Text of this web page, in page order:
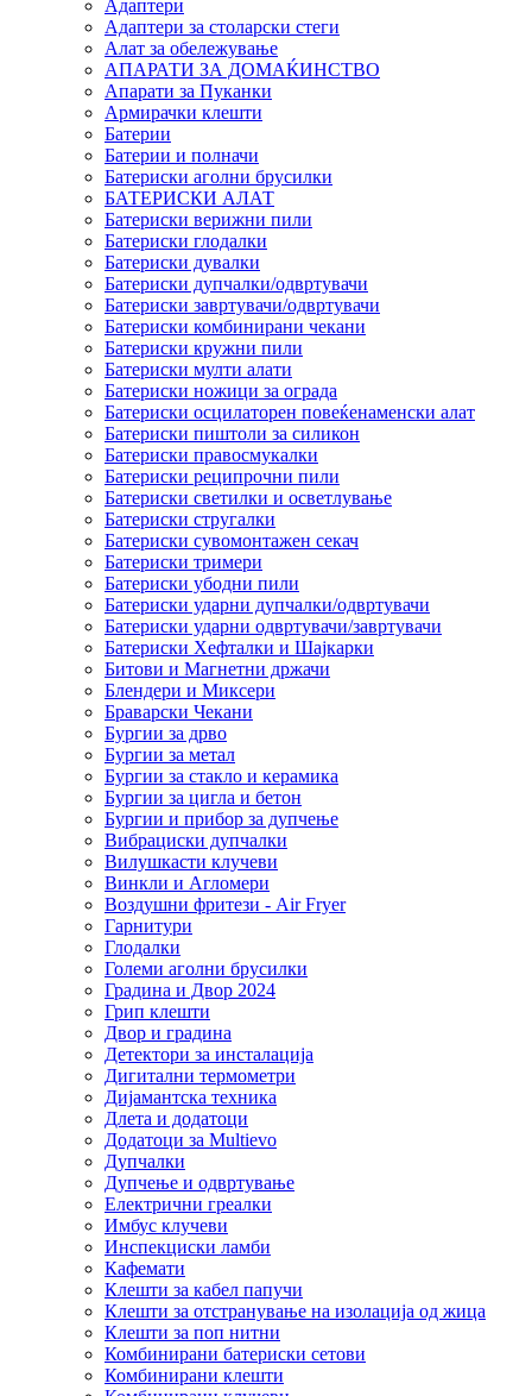
Адаптери
Адаптери за столарски стеги
Алат за обележување
АПАРАТИ ЗА ДОМАЌИНСТВО
Апарати за Пуканки
Армирачки клешти
Батерии
Батерии и полначи
Батериски аголни брусилки
БАТЕРИСКИ АЛАТ
Батериски верижни пили
Батериски глодалки
Батериски дувалки
Батериски дупчалки/одвртувачи
Батериски завртувачи/одвртувачи
Батериски комбинирани чекани
Батериски кружни пили
Батериски мулти алати
Батериски ножици за ограда
Батериски осцилаторен повеќенаменски алат
Батериски пиштоли за силикон
Батериски правосмукалки
Батериски реципрочни пили
Батериски светилки и осветлување
Батериски стругалки
Батериски сувомонтажен секач
Батериски тримери
Батериски убодни пили
Батериски ударни дупчалки/одвртувачи
Батериски ударни одвртувачи/завртувачи
Батериски Хефталки и Шајкарки
Битови и Магнетни држачи
Блендери и Миксери
Браварски Чекани
Бургии за дрво
Бургии за метал
Бургии за стакло и керамика
Бургии за цигла и бетон
Бургии и прибор за дупчење
Вибрациски дупчалки
Вилушкасти клучеви
Винкли и Агломери
Воздушни фритези - Air Fryer
Гарнитури
Глодалки
Големи аголни брусилки
Градина и Двор 2024
Грип клешти
Двор и градина
Детектори за инсталација
Дигитални термометри
Дијамантска техника
Длета и додатоци
Додатоци за Multievo
Дупчалки
Дупчење и одвртување
Електрични греалки
Имбус клучеви
Инспекциски ламби
Кафемати
Клешти за кабел папучи
Клешти за отстранување на изолација од жица
Клешти за поп нитни
Комбинирани батериски сетови
Комбинирани клешти